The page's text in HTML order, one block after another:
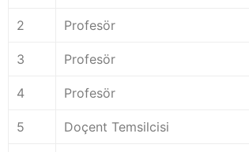
2 Profesör
3 Profesör
4 Profesör
5 Doçent Temsilcisi